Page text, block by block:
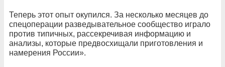
Теперь этот опыт окупился. За несколько месяцев до
спецоперации разведывательное сообщество играло
против типичных, рассекречивая информацию и
анализы, которые предвосхищали приготовления и
намерения России».